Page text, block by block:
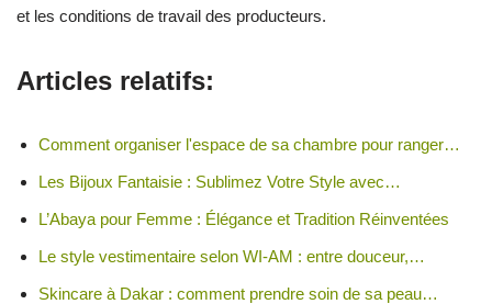
et les conditions de travail des producteurs.
Articles relatifs:
Comment organiser l'espace de sa chambre pour ranger…
Les Bijoux Fantaisie : Sublimez Votre Style avec…
L’Abaya pour Femme : Élégance et Tradition Réinventées
Le style vestimentaire selon WI-AM : entre douceur,…
Skincare à Dakar : comment prendre soin de sa peau…